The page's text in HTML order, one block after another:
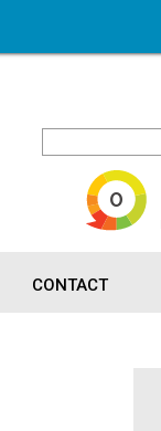
CONTACT